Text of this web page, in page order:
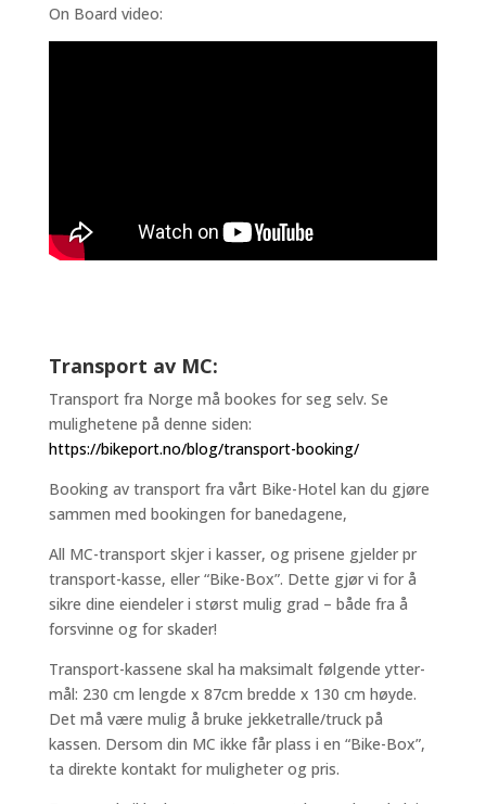
On Board video:
Transport av MC:
Transport fra Norge må bookes for seg selv. Se
mulighetene på denne siden:
https://bikeport.no/blog/transport-booking/
Booking av transport fra vårt Bike-Hotel kan du gjøre
sammen med bookingen for banedagene,
All MC-transport skjer i kasser, og prisene gjelder pr
transport-kasse, eller “Bike-Box”. Dette gjør vi for å
sikre dine eiendeler i størst mulig grad – både fra å
forsvinne og for skader!
Transport-kassene skal ha maksimalt følgende ytter-
mål: 230 cm lengde x 87cm bredde x 130 cm høyde.
Det må være mulig å bruke jekketralle/truck på
kassen. Dersom din MC ikke får plass i en “Bike-Box”,
ta direkte kontakt for muligheter og pris.